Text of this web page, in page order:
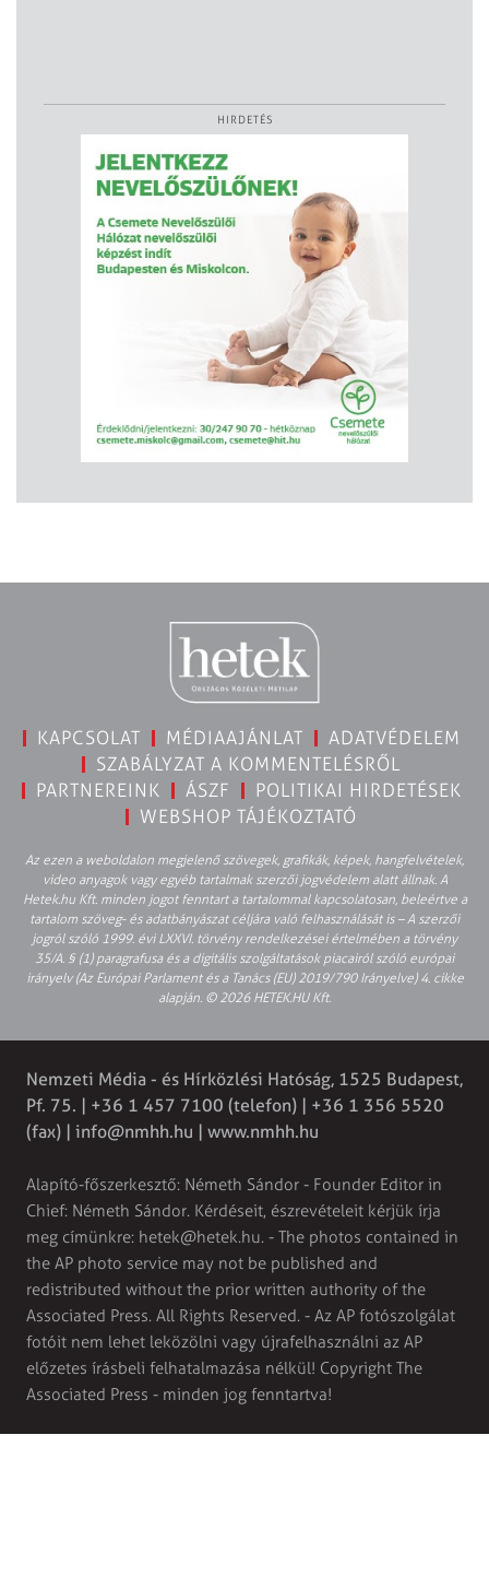
HIRDETÉS
KAPCSOLAT MÉDIAAJÁNLAT
ADATVÉDELEM
SZABÁLYZAT A KOMMENTELÉSRŐL
PARTNEREINK
ÁSZF
POLITIKAI HIRDETÉSEK
WEBSHOP TÁJÉKOZTATÓ
Az ezen a weboldalon megjelenő szövegek, grafikák, képek, hangfelvételek,
video anyagok vagy egyéb tartalmak szerzői jogvédelem alatt állnak. A
Hetek.hu Kft. minden jogot fenntart a tartalommal kapcsolatosan, beleértve a
tartalom szöveg- és adatbányászat céljára való felhasználását is – A szerzői
jogról szóló 1999. évi LXXVI. törvény rendelkezései értelmében a törvény
35/A. § (1) paragrafusa és a digitális szolgáltatások piacairól szóló európai
irányelv (Az Európai Parlament és a Tanács (EU) 2019/790 Irányelve) 4. cikke
alapján. © 2026 HETEK.HU Kft.
Nemzeti Média - és Hírközlési Hatóság, 1525 Budapest,
Pf. 75. | +36 1 457 7100 (telefon) | +36 1 356 5520
(fax) | info@nmhh.hu | www.nmhh.hu
Alapító-főszerkesztő: Németh Sándor - Founder Editor in
Chief: Németh Sándor. Kérdéseit, észrevételeit kérjük írja
meg címünkre: hetek@hetek.hu. - The photos contained in
the AP photo service may not be published and
redistributed without the prior written authority of the
Associated Press. All Rights Reserved. - Az AP fotószolgálat
fotóit nem lehet leközölni vagy újrafelhasználni az AP
előzetes írásbeli felhatalmazása nélkül! Copyright The
Associated Press - minden jog fenntartva!